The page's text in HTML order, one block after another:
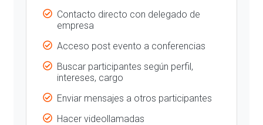
Contacto directo con delegado de
empresa
Acceso post evento a conferencias
Buscar participantes según perfil,
intereses, cargo
Enviar mensajes a otros participantes
Hacer videollamadas